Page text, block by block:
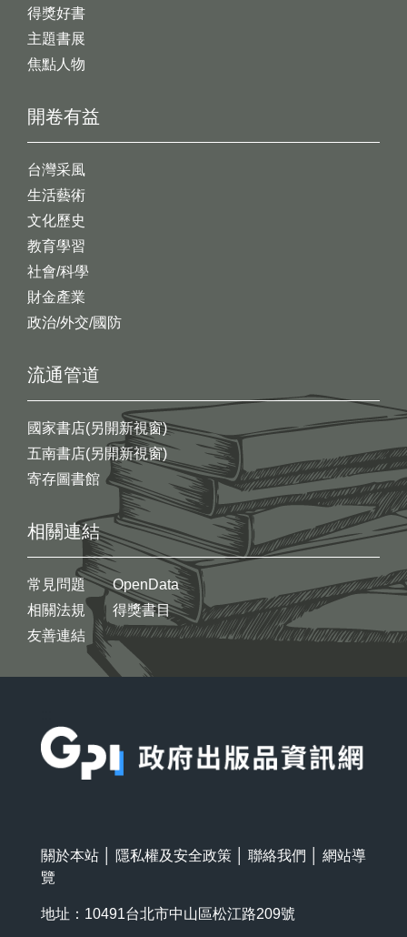
開卷有益
台灣采風
生活藝術
文化歷史
教育學習
社會/科學
財金產業
政治/外交/國防
得獎好書
主題書展
焦點人物
流通管道
國家書店(另開新視窗)
五南書店(另開新視窗)
寄存圖書館
相關連結
常見問題
相關法規
友善連結
OpenData
得獎書目
關於本站 隱私權及安全政策 聯絡我們
網站導
覽
地址：10491台北市中山區松江路209號